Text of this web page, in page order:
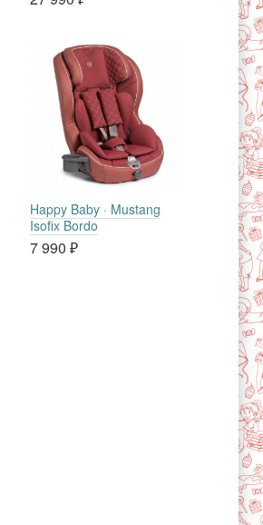
Happy Baby · Mustang
Isofix Bordo
7 990 ₽